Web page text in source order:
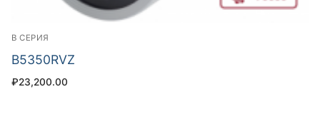
B СЕРИЯ
B5350RVZ
₽23,200.00